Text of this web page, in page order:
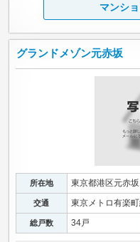
マンシ
グランドメゾン元赤坂
所在地 東京都港区元赤坂
交通 東京メトロ有楽
総戸数 34戸